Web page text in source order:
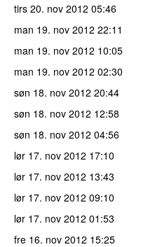
tirs 20. nov 2012 05:46
man 19. nov 2012 22:11
man 19. nov 2012 10:05
man 19. nov 2012 02:30
søn 18. nov 2012 20:44
søn 18. nov 2012 12:58
søn 18. nov 2012 04:56
lør 17. nov 2012 17:10
lør 17. nov 2012 13:43
lør 17. nov 2012 09:10
lør 17. nov 2012 01:53
fre 16. nov 2012 15:25